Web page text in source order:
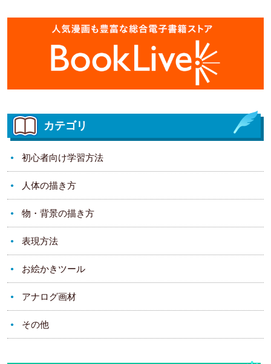
カテゴリ
初心者向け学習方法
人体の描き方
物・背景の描き方
表現方法
お絵かきツール
アナログ画材
その他